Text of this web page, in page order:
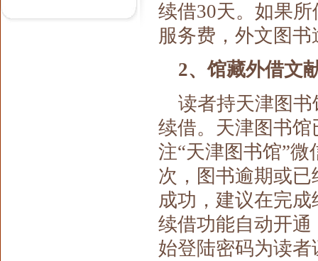
续借30天。如果
服务费，外文图书
2、馆藏外借文
读者持天津图
续借。 天津图书
注“天津图书馆”
次，图书逾期或
成功，建议在完
续借功能自动开通
始登陆密码为读